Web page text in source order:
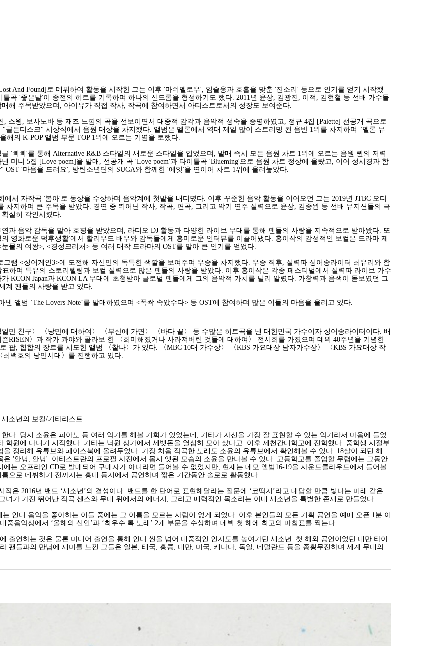
And Found]로 데뷔하여 활동을 시작한 그는 이후 '마쉬멜로우', 임슬옹과 호흡을 맞춘 '잔소리' 등으로 인기를 얻기 시작했
틀곡 '좋은날'이 종전의 히트를 기록하며 하나의 신드롬을 형성하기도 했다. 2011년 윤상, 김광진, 이적, 김현철 등 선배 가수들
매해 주목받았으며, 아이유가 직접 작사, 작곡에 참여하면서 아티스트로서의 성장도 보여준다.
, 스윙, 보사노바 등 재즈 느낌의 곡을 선보이면서 대중적 감각과 음악적 성숙을 증명하였고, 정규 4집 [Palette] 선공개 곡으로
골든디스크" 시상식에서 음원 대상을 차지했다. 앨범은 멜론에서 역대 제일 많이 스트리밍 된 음반 1위를 차지하며 "멜론 뮤
해의 K-POP 앨범 부문 TOP 1위에 오르는 기염을 토했다.
'삐삐'를 통해 Alternative R&B 스타일의 새로운 스타일을 입었으며, 발매 즉시 모든 음원 차트 1위에 오르는 음원 퀸의 저력
미니 5집 [Love poem]을 발매, 선공개 곡 'Love poem'과 타이틀곡 'Blueming'으로 음원 차트 정상에 올랐고, 이어 성시경과 함
'마음을 드려요', 방탄소년단의 SUGA와 함께한 '에잇'을 연이어 차트 1위에 올려놓았다.
에서 자작곡 '봄아'로 동상을 수상하며 음악계에 첫발을 내디뎠다. 이후 꾸준한 음악 활동을 이어오던 그는 2019년 JTBC 오디
차지하며 큰 주목을 받았다. 경연 중 뛰어난 작사, 작곡, 편곡, 그리고 악기 연주 실력으로 윤상, 김종완 등 선배 뮤지션들의 극
실히 각인시켰다.
과 음악 감독을 맡아 호평을 받았으며, 라디오 DJ 활동과 다양한 라이브 무대를 통해 팬들의 사랑을 지속적으로 받아왔다. 또
영화로운 덕후생활'에서 할리우드 배우와 감독들에게 흥미로운 인터뷰를 이끌어냈다. 홍이삭의 감성적인 보컬은 드라마 제
물의 여왕>, <경성크리처> 등 여러 대작 드라마의 OST를 맡아 큰 인기를 얻었다.
그램 <싱어게인3>에 도전해 자신만의 독특한 색깔을 보여주며 우승을 차지했다. 우승 직후, 실력파 싱어송라이터 최유리와 함
하며 특유의 스토리텔링과 보컬 실력으로 많은 팬들의 사랑을 받았다. 이후 홍이삭은 각종 페스티벌에서 실력파 라이브 가수
KCON Japan과 KCON LA 무대에 초청받아 글로벌 팬들에게 그의 음악적 가치를 널리 알렸다. 가창력과 음색이 돋보였던 그
계 팬들의 사랑을 받고 있다.
낸 앨범 ‘The Lovers Note’를 발매하였으며 <폭싹 속았수다> 등 OST에 참여하며 많은 이들의 마음을 울리고 있다.
만 친구〉 〈낭만에 대하여〉 〈부산에 가면〉 〈바다 끝〉 등 수많은 히트곡을 낸 대한민국 가수이자 싱어송라이터이다. 배
RISEN〉과 작가 콰야와 콜라보 한 〈희미해졌거나 사라져버린 것들에 대하여〉 전시회를 가졌으며 데뷔 40주년을 기념한
팝, 힙합의 장르를 시도한 앨범 〈찰나〉가 있다. 〈MBC 10대 가수상〉 〈KBS 가요대상 남자가수상〉 〈KBS 가요대상 작
백호의 낭만시대〉를 진행하고 있다.
소년의 보컬/기타리스트.
다. 당시 소윤은 피아노 등 여러 악기를 해볼 기회가 있었는데, 기타가 자신을 가장 잘 표현할 수 있는 악기라서 마음에 들었
학원에 다니기 시작했다. 기타는 낙원 상가에서 세뱃돈을 열심히 모아 샀다고. 이후 제천간디학교에 진학했다. 중학생 시절부
정리해 유튜브와 페이스북에 올려두었다. 가장 처음 작곡한 노래도 소윤의 유튜브에서 확인해볼 수 있다. 18살이 되던 해
'안녕, 안녕'. 아티스트란의 프로필 사진에서 몹시 앳된 모습의 소윤을 만나볼 수 있다. 고등학교를 졸업할 무렵에는 그동안
는 오프라인 CD로 발매되어 구매자가 아니라면 들어볼 수 없었지만, 현재는 데모 앨범16-19을 사운드클라우드에서 들어볼
으로 데뷔하기 전까지는 홍대 등지에서 공연하며 짧은 기간동안 솔로로 활동했다.
은 2016년 밴드 ‘새소년’의 결성이다. 밴드를 한 단어로 표현해달라는 질문에 ‘코딱지’라고 대답할 만큼 빛나는 미래 같은
녀가 가진 뛰어난 작곡 센스와 무대 위에서의 에너지, 그리고 매력적인 목소리는 이내 새소년을 특별한 존재로 만들었다.
는 인디 음악을 좋아하는 이들 중에는 그 이름을 모르는 사람이 없게 되었다. 이후 본인들의 모든 기획 공연을 예매 오픈 1분 이
중음악상에서 ‘올해의 신인’과 ‘최우수 록 노래’ 2개 부문을 수상하며 데뷔 첫 해에 최고의 마침표를 찍는다.
출연하는 것은 물론 미디어 출연을 통해 인디 씬을 넘어 대중적인 인지도를 높여가던 새소년. 첫 해외 공연이었던 대만 타이
팬들과의 만남에 재미를 느낀 그들은 일본, 태국, 홍콩, 대만, 미국, 캐나다, 독일, 네덜란드 등을 종횡무진하며 세계 무대의